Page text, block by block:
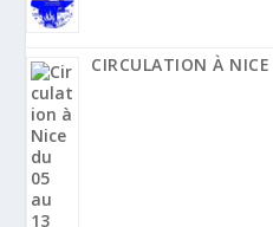
CIRCULATION À